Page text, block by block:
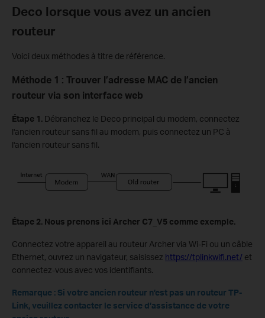
Deco lorsque vous avez un ancien
routeur
Voici deux méthodes à titre de référence.
Méthode 1 : Trouver l’adresse MAC de l’ancien
routeur via son interface web
Étape 1. Débranchez le Deco principal du modem, connectez
l'ancien routeur sans fil au modem, puis connectez un PC à
l'ancien routeur sans fil.
Étape 2. Nous prenons ici Archer C7_V5 comme exemple.
Connectez votre appareil au routeur Archer via Wi-Fi ou un câble
Ethernet, ouvrez un navigateur, saisissez https://tplinkwifi.net/ et
connectez-vous avec vos identifiants.
Remarque : Si votre ancien routeur n’est pas un routeur TP-
Link, veuillez contacter le service d’assistance de votre